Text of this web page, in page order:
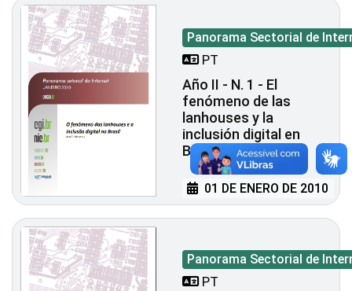
Panorama Sectorial de
PT
Año II - N. 1 - El
fenómeno de las
lanhouses y la
inclusión digital en
Brasil
01 DE ENERO DE 2010
Panorama Sectorial de
PT